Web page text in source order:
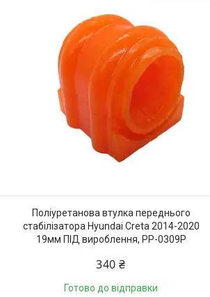
Поліуретанова втулка переднього
стабілізатора Hyundai Creta 2014-2020
19мм ПІД вироблення, PP-0309P
340 ₴
Готово до відправки